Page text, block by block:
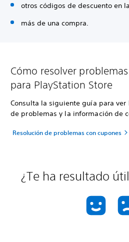
otros códigos de descuento en
más de una compra.
Cómo resolver
para PlayStation Store
Consulta la siguiente guía para
de problemas y la información de
Resolución de problemas con cupones
¿Te ha resultado